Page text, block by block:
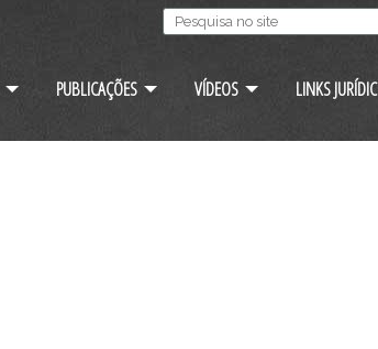
PUBLICAÇÕES VÍDEOS LINKS